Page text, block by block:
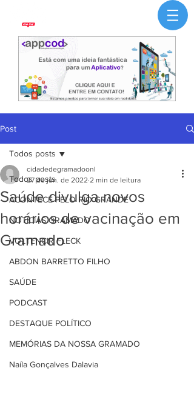
Post
Todos posts
ACONTECE PELO RIO GRANDE
NOTÍCIAS GRAMADO
VOLTENCIR FLECK
ABDON BARRETTO FILHO
SAÚDE
PODCAST
DESTAQUE POLÍTICO
MEMÓRIAS DA NOSSA GRAMADO
Naíla Gonçalves Dalavia
Todos posts
Saúde divulga novos
horários de vacinação em
Gramado
cidadedegramadoonl
27 de jun. de 2022 2 min de leitura